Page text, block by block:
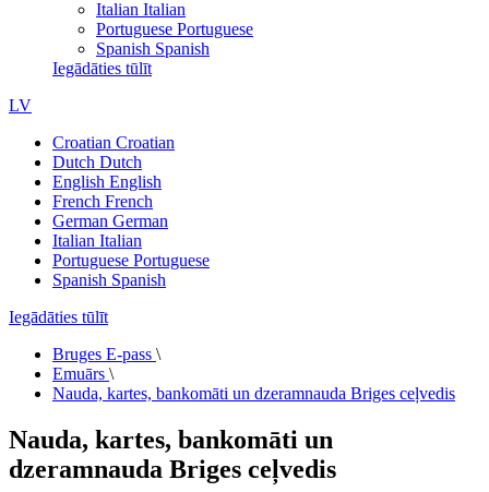
Italian Italian
Portuguese Portuguese
Spanish Spanish
Iegādāties tūlīt
LV
Croatian Croatian
Dutch Dutch
English English
French French
German German
Italian Italian
Portuguese Portuguese
Spanish Spanish
Iegādāties tūlīt
Bruges E-pass \
Emuārs \
Nauda, kartes, bankomāti un dzeramnauda Briges ceļvedis
Nauda, kartes, bankomāti un
dzeramnauda Briges ceļvedis